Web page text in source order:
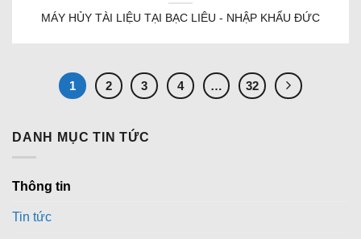
MÁY HỦY TÀI LIỆU TẠI BẠC LIÊU - NHẬP KHẨU ĐỨC
1 2 3 4 … 32
DANH MỤC TIN TỨC
Thông tin
Tin tức